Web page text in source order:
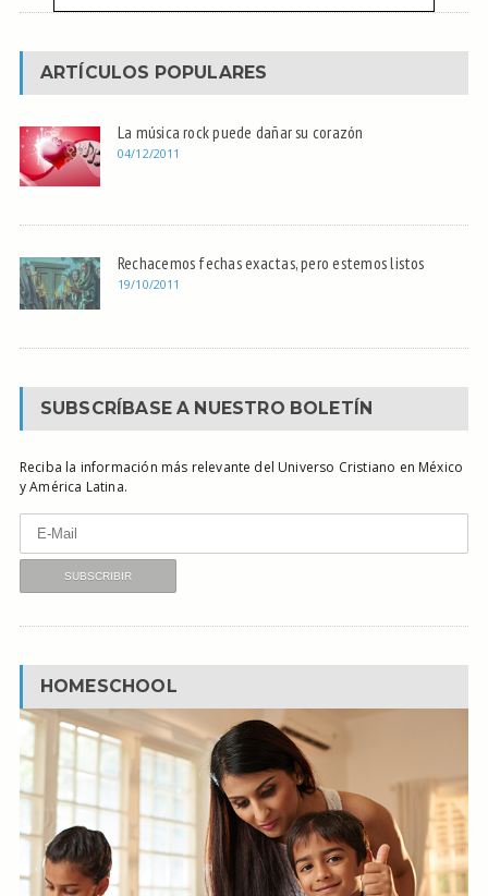
ARTÍCULOS POPULARES
La música rock puede dañar su corazón
04/12/2011
Rechacemos fechas exactas, pero estemos listos
19/10/2011
SUBSCRÍBASE A NUESTRO BOLETÍN
Reciba la información más relevante del Universo Cristiano en México
y América Latina.
HOMESCHOOL